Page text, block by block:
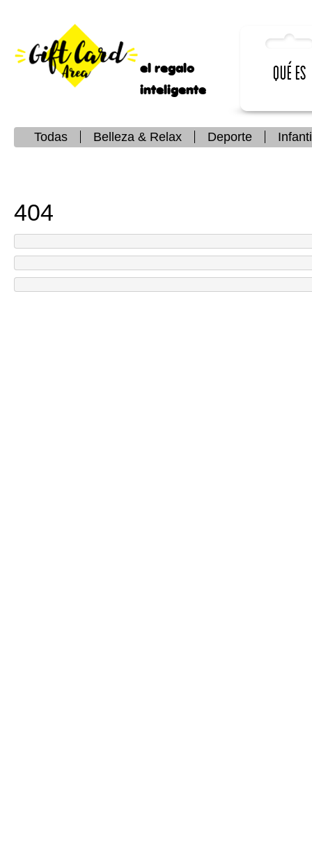
el regalo
inteligente
Qué es
Todas Belleza & Relax Deporte
404